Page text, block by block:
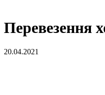
Перевезення
20.04.2021